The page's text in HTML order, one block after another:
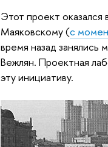
Этот проект
Маяковскому (с
время назад занялись
Вежлян. Проектная
эту инициативу.